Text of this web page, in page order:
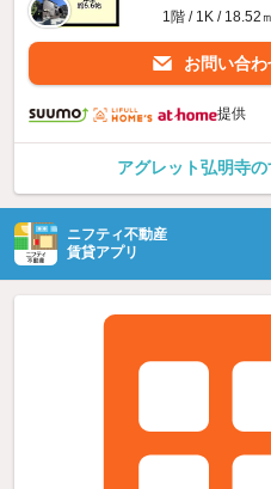
1階 / 1K / 18.52
お問い合わ
提供
アグレット弘明寺
ニフティ不動産
賃貸アプリ